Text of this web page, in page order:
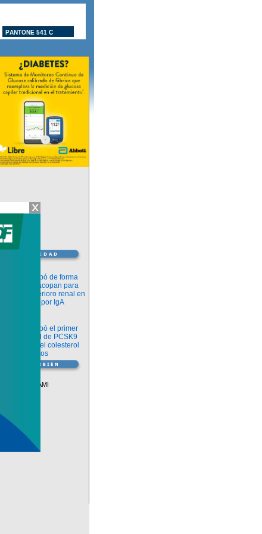
La FDA aprobó de forma
definitiva iptacopan para
frenar el deterioro renal en
la nefropatía por IgA
La FDA aprobó el primer
inhibidor oral de PCSK9
para reducir el colesterol
LDL en adultos
Descuentos PAMI